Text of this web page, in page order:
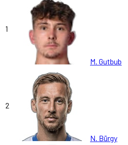
1
M. Gutbub
2
N. Bürgy